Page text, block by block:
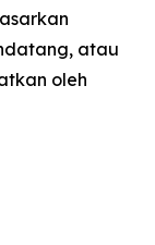
atau
oleh